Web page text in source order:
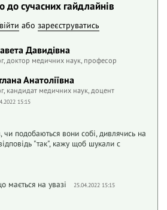
до сучасних гайдлайнів
або зареєструватись
Давидівна
доктор медичних наук, професор
Анатоліївна
кандидат медичних наук, доцент
15:15
чи подобаються вони собі, дивлячись на
"так", кажу щоб шукали с
мається на увазі 25.04.2022 15:15